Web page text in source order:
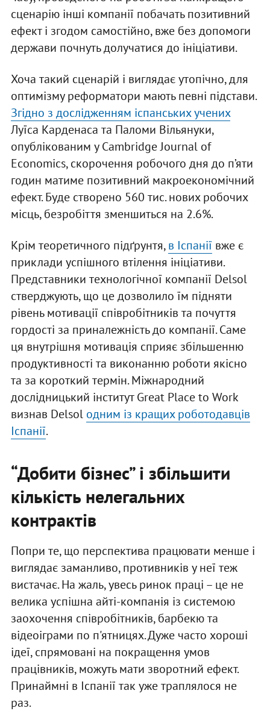
сценарію інші компанії побачать позитивний
ефект і згодом самостійно, вже без допомоги
держави почнуть долучатися до ініціативи.
Хоча такий сценарій і виглядає утопічно, для
оптимізму реформатори мають певні підстави.
Згідно з дослідженням іспанських учених
Луїса Карденаса та Паломи Вільянуки,
опублікованим у Cambridge Journal of
Economics, скорочення робочого дня до п’яти
годин матиме позитивний макроекономічний
ефект. Буде створено 560 тис. нових робочих
місць, безробіття зменшиться на 2.6%.
Крім теоретичного підґрунтя,в Іспанії вже є
приклади успішного втілення ініціативи.
Представники технологічної компанії Delsol
стверджують, що це дозволило їм підняти
рівень мотивації співробітників та почуття
гордості за приналежність до компанії. Саме
ця внутрішня мотивація сприяє збільшенню
продуктивності та виконанню роботи якісно
та за короткий термін. Міжнародний
дослідницький інститут Great Place to Work
визнав Delsol одним із кращих роботодавців
Іспанії.
“Добити бізнес” і збільшити
кількість нелегальних
контрактів
Попри те, що перспектива працювати менше і
виглядає заманливо, противників у неї теж
вистачає. На жаль, увесь ринок праці – це не
велика успішна айті-компанія із системою
заохочення співробітників, барбекю та
відеоіграми по п'ятницях. Дуже часто хороші
ідеї, спрямовані на покращення умов
працівників, можуть мати зворотний ефект.
Принаймні в Іспанії так уже траплялося не
раз.